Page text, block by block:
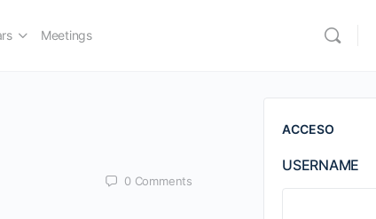
Meetings
0 Comments
ACCESO
USERNAME